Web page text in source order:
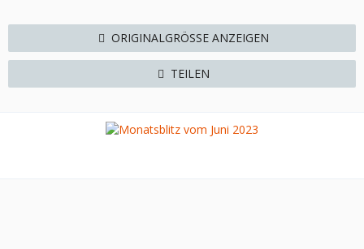
ORIGINALGRÖSSE ANZEIGEN
TEILEN